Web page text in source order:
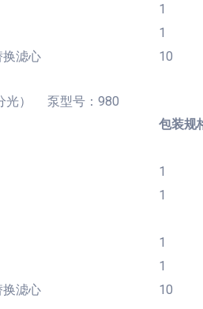
1
1
换滤心 10
光） 泵型号：980
包装规
1
1
1
1
换滤心 10